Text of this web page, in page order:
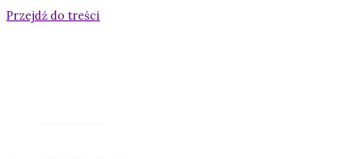
Przejdź do treści